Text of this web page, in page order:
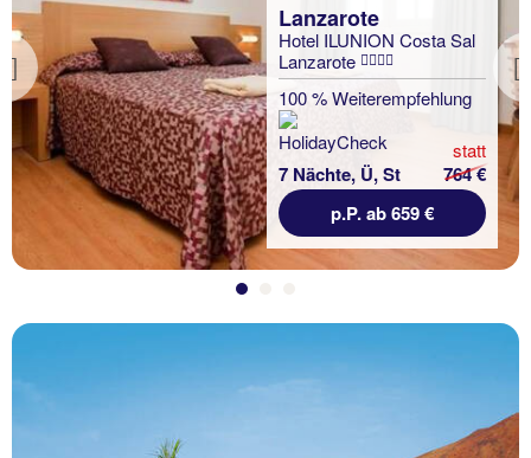
Previous
Lanzarote
Hotel ILUNION Costa Sal
Lanzarote
100 % Weiterempfehlung
7 Nächte, Ü, St
statt
764 €
p.P. ab 659 €